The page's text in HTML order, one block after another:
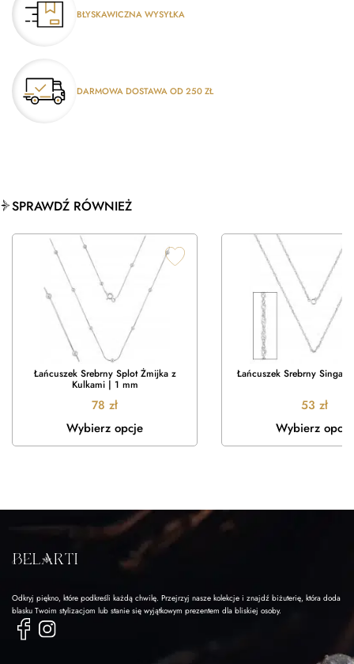
BŁYSKAWICZNA WYSYŁKA
DARMOWA DOSTAWA OD 250 ZŁ
SPRAWDŹ RÓWNIEŻ
Łańcuszek Srebrny Splot Żmijka z
Kulkami | 1 mm
78 zł
Wybierz opcje
Łańcuszek Srebrny
53 zł
Wybierz opcje
Odkryj piękno, które podkreśli każdą chwilę. Przejrzyj nasze kolekcje i znajdź biżuterię, która doda
blasku Twoim stylizacjom lub stanie się wyjątkowym prezentem dla bliskiej osoby.